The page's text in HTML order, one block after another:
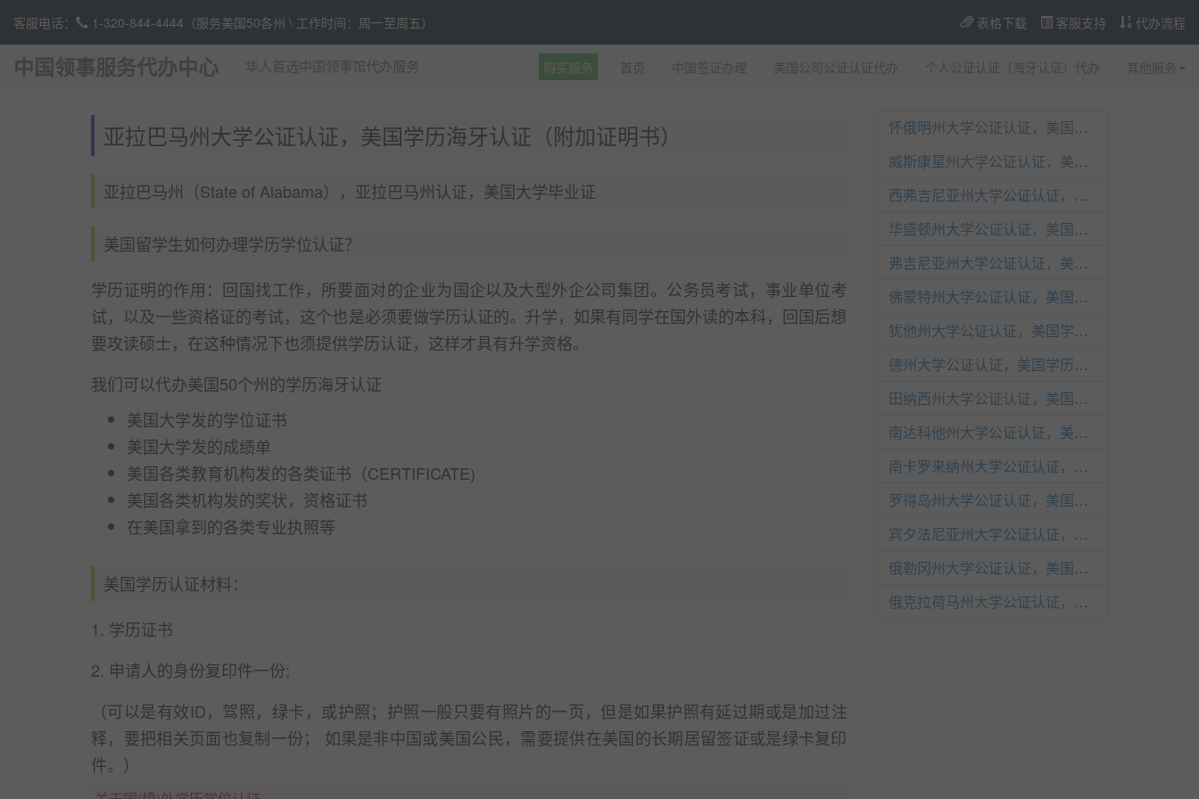
客服电话： 1-320-844-4444 （服务美国50各州 \ 工作时间：周一至周五） 代办流程
客服支持
表格下载
中国领事服务代办中心 华人首选中国领事馆代办服务 购买服务 首页 中国签证办理 美国公司公证认证代办 个人公证认证（海牙认证）代办 其他服务
亚拉巴马州大学公证认证，美国学历海牙认证（附加证明书）
亚拉巴马州（State of Alabama），亚拉巴马州认证，美国大学毕业证
美国留学生如何办理学历学位认证？
学历证明的作用：回国找工作，所要面对的企业为国企以及大型外企公司集团。公务员考试，事业单位考
试，以及一些资格证的考试，这个也是必须要做学历认证的。升学，如果有同学在国外读的本科，回国后想
要攻读硕士，在这种情况下也须提供学历认证，这样才具有升学资格。
我们可以代办美国50个州的学历海牙认证
美国大学发的学位证书
美国大学发的成绩单
美国各类教育机构发的各类证书（CERTIFICATE)
美国各类机构发的奖状，资格证书
在美国拿到的各类专业执照等
美国学历认证材料：
1. 学历证书
2. 申请人的身份复印件一份;
（可以是有效ID，驾照，绿卡，或护照；护照一般只要有照片的一页，但是如果护照有延过期或是加过注
释，要把相关页面也复制一份； 如果是非中国或美国公民，需要提供在美国的长期居留签证或是绿卡复印
件。）
怀俄明州大学公证认证，美国学历海牙认证（附加证明书）
威斯康星州大学公证认证，美国学历海牙认证（附加证明书）
西弗吉尼亚州大学公证认证，美国学历海牙认证（附加证明书）
华盛顿州大学公证认证，美国学历海牙认证（附加证明书）
弗吉尼亚州大学公证认证，美国学历海牙认证（附加证明书）
佛蒙特州大学公证认证，美国学历海牙认证（附加证明书）
犹他州大学公证认证，美国学历海牙认证（附加证明书）
德州大学公证认证，美国学历海牙认证（附加证明书）
田纳西州大学公证认证，美国学历海牙认证（附加证明书）
南达科他州大学公证认证，美国学历海牙认证（附加证明书）
南卡罗来纳州大学公证认证，美国学历海牙认证（附加证明书）
罗得岛州大学公证认证，美国学历海牙认证（附加证明书）
宾夕法尼亚州大学公证认证，美国学历海牙认证（附加证明书）
俄勒冈州大学公证认证，美国学历海牙认证（附加证明书）
俄克拉荷马州大学公证认证，美国学历海牙认证（附加证明书）